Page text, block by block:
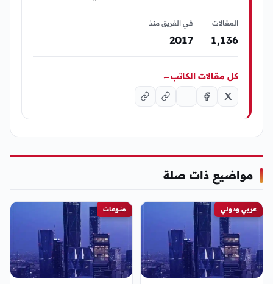
المقالات
1٬136
في الفريق منذ
2017
كل مقالات الكاتب←
مواضيع ذات صلة
عربي ودولي منوعات